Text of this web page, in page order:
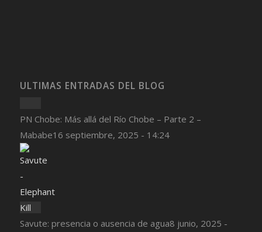
ULTIMAS ENTRADAS DEL BLOG
PN Chobe: Más allá del Río Chobe – Parte 2 –
Mababe16 septiembre, 2025 - 14:24
Savute: presencia o ausencia de agua8 junio, 2025 -